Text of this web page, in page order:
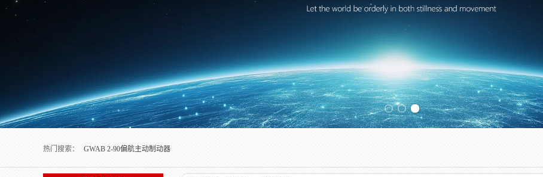
热门搜索：
GWAB 2-90偏航主动制动器